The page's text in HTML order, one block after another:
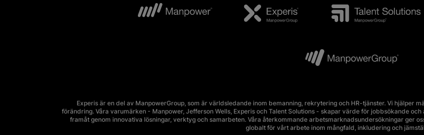
Experis är en del av ManpowerGroup, som är världsledande inom bemanning, rekrytering och HR-tjänster. Vi hjälper
förändring. Våra varumärken - Manpower, Jefferson Wells, Experis och Talent Solutions - skapar värde för jobbsökande
framåt genom innovativa lösningar, verktyg och samarbeten. Våra återkommande arbetsmarknadsundersökningar ger
globalt för vårt arbete inom mångfald, inkludering och